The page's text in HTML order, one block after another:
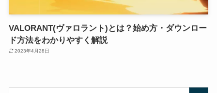
VALORANT(ヴァロラント)とは？始め方・ダウンロー
ド方法をわかりやすく解説
2023年4月28日